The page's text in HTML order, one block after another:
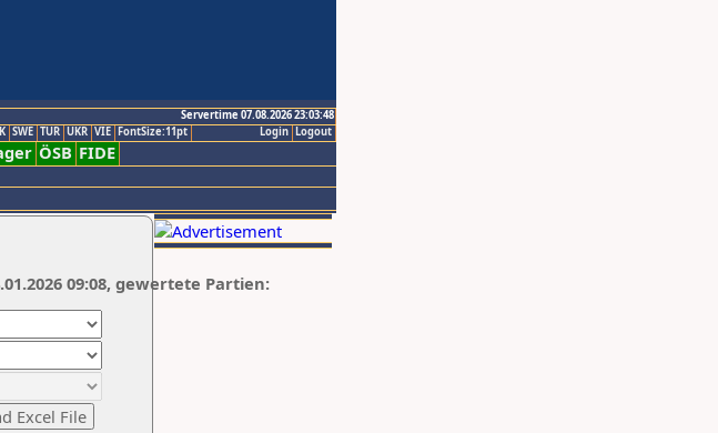
Servertime 07.08.2026 23:03:48
Logout
Login
SWE TUR UKR VIE FontSize:11pt
ÖSB FIDE
09:08, gewertete Partien: